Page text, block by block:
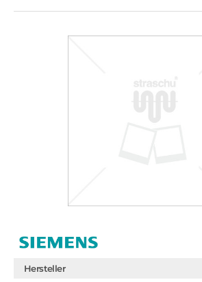
Hersteller